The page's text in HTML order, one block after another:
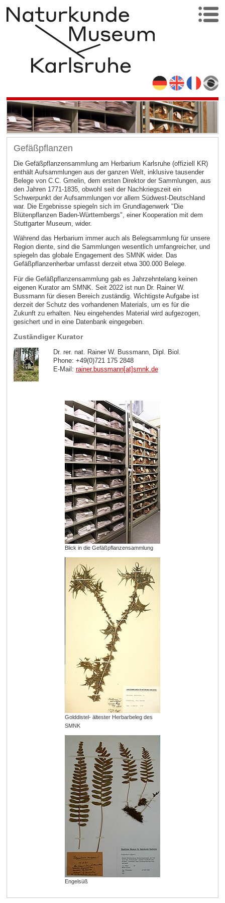
Gefäßpflanzen
Die Gefäßpflanzensammlung am Herbarium Karlsruhe (offiziell KR)
enthält Aufsammlungen aus der ganzen Welt, inklusive tausender
Belege von C.C. Gmelin, dem ersten Direktor der Sammlungen, aus
den Jahren 1771-1835, obwohl seit der Nachkriegszeit ein
Schwerpunkt der Aufsammlungen vor allem Südwest-Deutschland
war. Die Ergebnisse spiegeln sich im Grundlagenwerk "Die
Blütenpflanzen Baden-Württembergs", einer Kooperation mit dem
Stuttgarter Museum, wider.
Während das Herbarium immer auch als Belegsammlung für unsere
Region diente, sind die Sammlungen wesentlich umfangreicher, und
spiegeln das globale Engagement des SMNK wider. Das
Gefäßpflanzenherbar umfasst derzeit etwa 300.000 Belege.
Für die Gefäßpflanzensammlung gab es Jahrzehntelang keinen
eigenen Kurator am SMNK. Seit 2022 ist nun Dr. Rainer W.
Bussmann für diesen Bereich zuständig. Wichtigste Aufgabe ist
derzeit der Schutz des vorhandenen Materials, um es für die
Zukunft zu erhalten. Neu eingehendes Material wird aufgezogen,
gesichert und in eine Datenbank eingegeben.
Zuständiger Kurator
Dr. rer. nat. Rainer W. Bussmann, Dipl. Biol.
Phone: +49(0)721 175 2848
E-Mail: rainer.bussmann[at]smnk de
Blick in die Gefäßpflanzensammlung
Golddistel- ältester Herbarbeleg des
SMNK
Engelsüß